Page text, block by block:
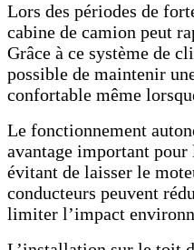
Lors des périodes de
cabine de camion peut
Grâce à ce système de
possible de maintenir
confortable même
Le fonctionnement
avantage important
évitant de laisser le
conducteurs peuvent
limiter l’impact